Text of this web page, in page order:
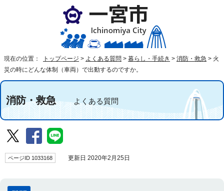
現在の位置： トップページ > よくある質問 > 暮らし・手続き > 消防・救急 > 火
災の時にどんな体制（車両）で出動するのですか。
消防・救急よくある質問
ページID 1033168 更新日 2020年2月25日